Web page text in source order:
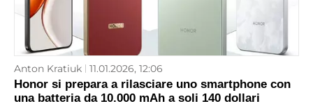
Anton Kratiuk 11.01.2026, 12:06
Honor si prepara a rilasciare uno smartphone con
una batteria da 10.000 mAh a soli 140 dollari